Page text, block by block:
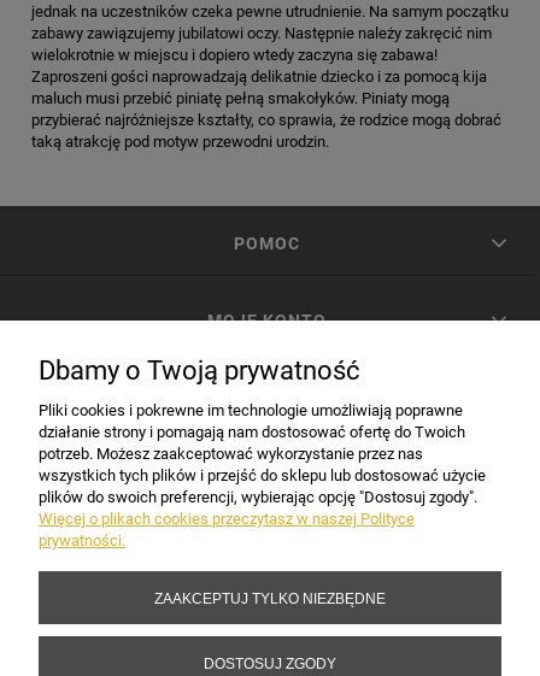
jednak na uczestników czeka pewne utrudnienie. Na samym początku
zabawy zawiązujemy jubilatowi oczy. Następnie należy zakręcić nim
wielokrotnie w miejscu i dopiero wtedy zaczyna się zabawa!
Zaproszeni gości naprowadzają delikatnie dziecko i za pomocą kija
maluch musi przebić piniatę pełną smakołyków. Piniaty mogą
przybierać najróżniejsze kształty, co sprawia, że rodzice mogą dobrać
taką atrakcję pod motyw przewodni urodzin.
POMOC
MOJE KONTO
INFORMACJE
Copyright 2017-2026 Sakramento.pl
Dbamy o Twoją prywatność
Pliki cookies i pokrewne im technologie umożliwiają poprawne
działanie strony i pomagają nam dostosować ofertę do Twoich
potrzeb. Możesz zaakceptować wykorzystanie przez nas
wszystkich tych plików i przejść do sklepu lub dostosować użycie
plików do swoich preferencji, wybierając opcję "Dostosuj zgody".
Więcej o plikach cookies przeczytasz w naszej Polityce
prywatności.
ZAAKCEPTUJ TYLKO NIEZBĘDNE
DOSTOSUJ ZGODY